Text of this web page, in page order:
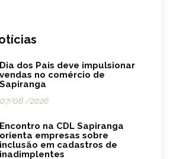
Dia dos Pais deve impulsionar
vendas no comércio de
Sapiranga
07/08 /2026
Encontro na CDL Sapiranga
orienta empresas sobre
inclusão em cadastros de
inadimplentes